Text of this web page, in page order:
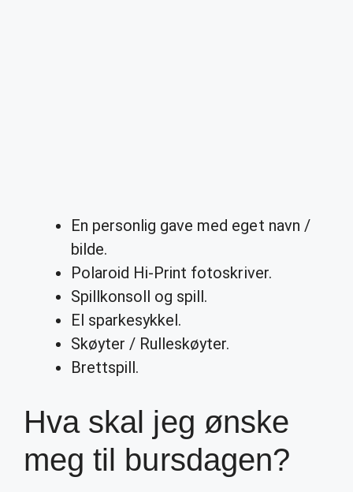
En personlig gave med eget navn /
bilde.
Polaroid Hi-Print fotoskriver.
Spillkonsoll og spill.
El sparkesykkel.
Skøyter / Rulleskøyter.
Brettspill.
Hva skal jeg ønske
meg til bursdagen?